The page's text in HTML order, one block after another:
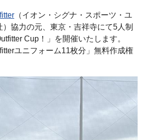
（イオン・シグナ・スポーツ・ユ
協力の元、東京・吉祥寺にて5人制
Cup！」を開催いたします。
ユニフォーム11枚分」無料作成権